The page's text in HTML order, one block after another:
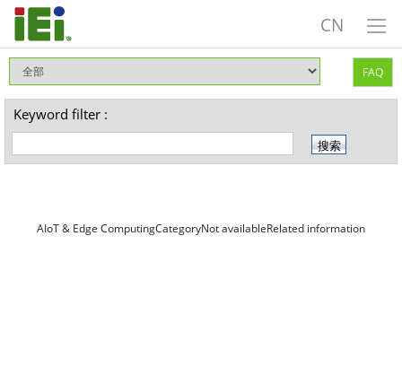
CN
FAQ
Keyword filter :
AIoT & Edge ComputingCategoryNot availableRelated information